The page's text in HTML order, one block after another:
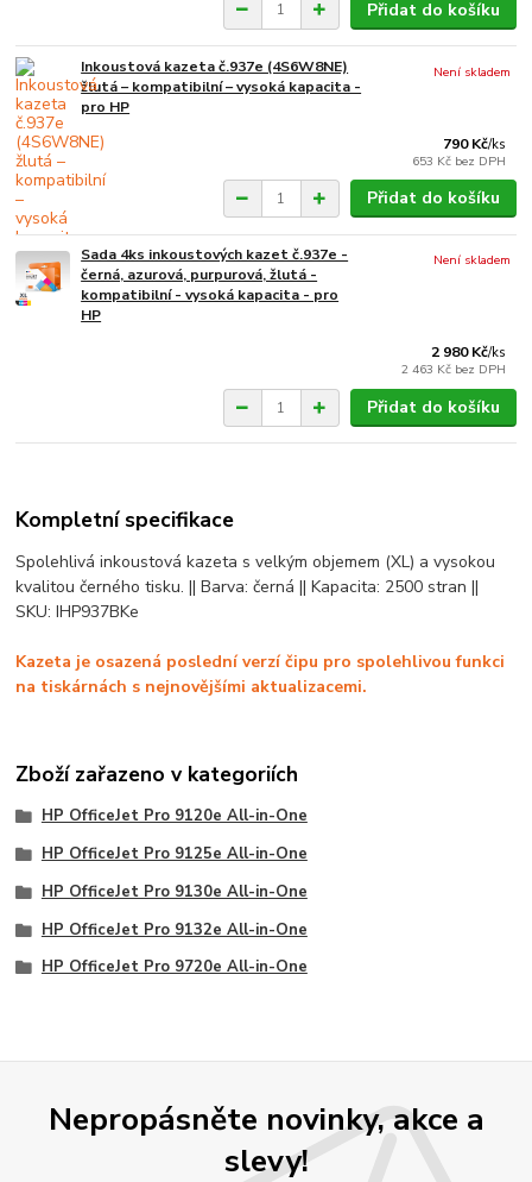
Přidat do košíku
Inkoustová kazeta č.937e (4S6W8NE)
žlutá – kompatibilní – vysoká kapacita -
pro HP
790 Kč/ks
653 Kč bez DPH
Není skladem
Přidat do košíku
Sada 4ks inkoustových kazet č.937e -
černá, azurová, purpurová, žlutá -
kompatibilní - vysoká kapacita - pro
HP
2 980 Kč/ks
2 463 Kč bez DPH
Není skladem
Přidat do košíku
Kompletní specifikace
Spolehlivá inkoustová kazeta s velkým objemem (XL) a vysokou
kvalitou černého tisku. || Barva: černá || Kapacita: 2500 stran ||
SKU: IHP937BKe
Kazeta je osazená poslední verzí čipu pro spolehlivou funkci
na tiskárnách s nejnovějšími aktualizacemi.
Zboží zařazeno v kategoriích
HP OfficeJet Pro 9120e All-in-One
HP OfficeJet Pro 9125e All-in-One
HP OfficeJet Pro 9130e All-in-One
HP OfficeJet Pro 9132e All-in-One
HP OfficeJet Pro 9720e All-in-One
Nepropásněte novinky, akce a
slevy!